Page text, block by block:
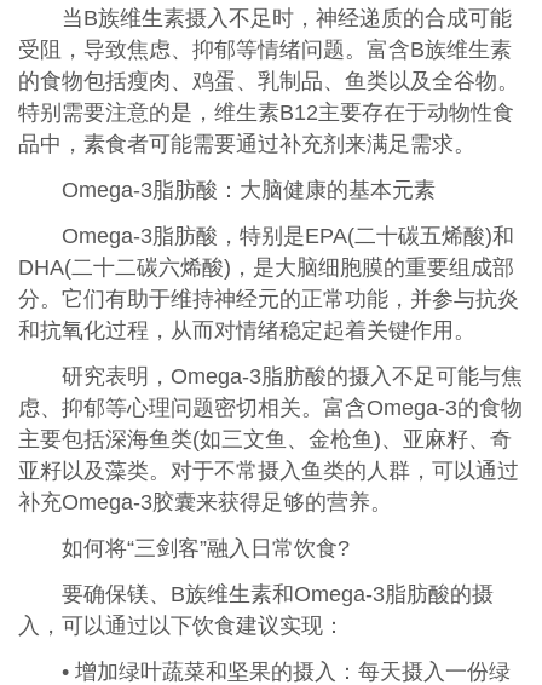
当B族维生素摄入不足时，神经递质的合成可能
受阻，导致焦虑、抑郁等情绪问题。富含B族维生素
的食物包括瘦肉、鸡蛋、乳制品、鱼类以及全谷物。
特别需要注意的是，维生素B12主要存在于动物性食
品中，素食者可能需要通过补充剂来满足需求。
Omega-3脂肪酸：大脑健康的基本元素
Omega-3脂肪酸，特别是EPA(二十碳五烯酸)和
DHA(二十二碳六烯酸)，是大脑细胞膜的重要组成部
分。它们有助于维持神经元的正常功能，并参与抗炎
和抗氧化过程，从而对情绪稳定起着关键作用。
研究表明，Omega-3脂肪酸的摄入不足可能与焦
虑、抑郁等心理问题密切相关。富含Omega-3的食物
主要包括深海鱼类(如三文鱼、金枪鱼)、亚麻籽、奇
亚籽以及藻类。对于不常摄入鱼类的人群，可以通过
补充Omega-3胶囊来获得足够的营养。
如何将“三剑客”融入日常饮食?
要确保镁、B族维生素和Omega-3脂肪酸的摄
入，可以通过以下饮食建议实现：
• 增加绿叶蔬菜和坚果的摄入：每天摄入一份绿